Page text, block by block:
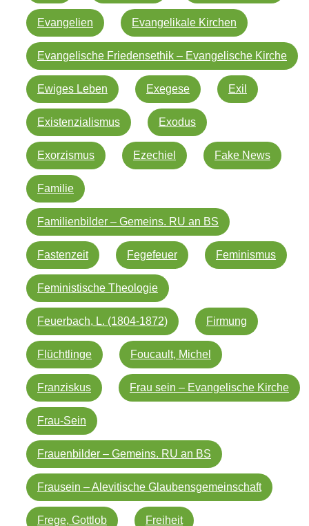
Evangelien Evangelikale Kirchen
Evangelische Friedensethik – Evangelische Kirche
Ewiges Leben Exegese Exil
Existenzialismus Exodus
Exorzismus Ezechiel Fake News
Familie
Familienbilder – Gemeins. RU an BS
Fastenzeit Fegefeuer Feminismus
Feministische Theologie
Feuerbach, L. (1804-1872) Firmung
Flüchtlinge Foucault, Michel
Franziskus Frau sein – Evangelische Kirche
Frau-Sein
Frauenbilder – Gemeins. RU an BS
Frausein – Alevitische Glaubensgemeinschaft
Frege, Gottlob Freiheit